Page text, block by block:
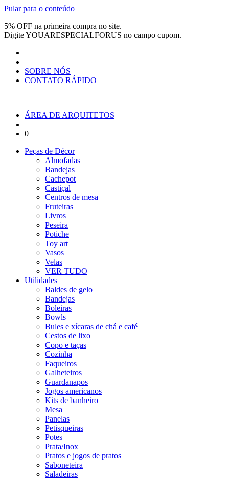
Pular para o conteúdo
5% OFF na primeira compra no site.
DigiteYOUARESPECIALFORUS no campo cupom.
SOBRE NÓS
CONTATO RÁPIDO
ÁREA DE ARQUITETOS
0
Peças de Décor
Almofadas
Bandejas
Cachepot
Castiçal
Centros de mesa
Fruteiras
Livros
Peseira
Potiche
Toy art
Vasos
Velas
VER TUDO
Utilidades
Baldes de gelo
Bandejas
Boleiras
Bowls
Bules e xícaras de chá e café
Cestos de lixo
Copo e taças
Cozinha
Faqueiros
Galheteiros
Guardanapos
Jogos americanos
Kits de banheiro
Mesa
Panelas
Petisqueiras
Potes
Prata/Inox
Pratos e jogos de pratos
Saboneteira
Saladeiras